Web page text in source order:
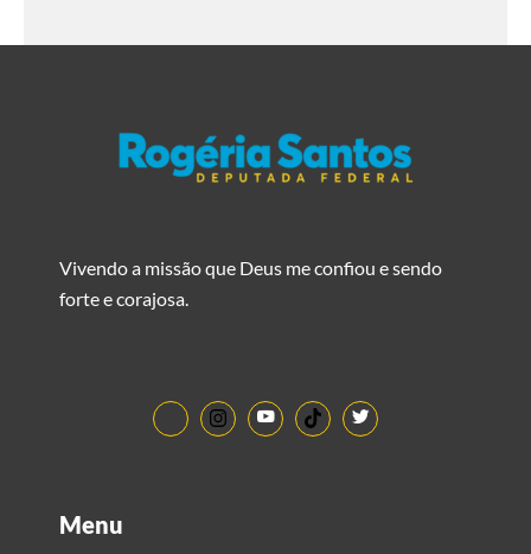
Vivendo a missão que Deus me confiou e sendo
forte e corajosa.
Menu